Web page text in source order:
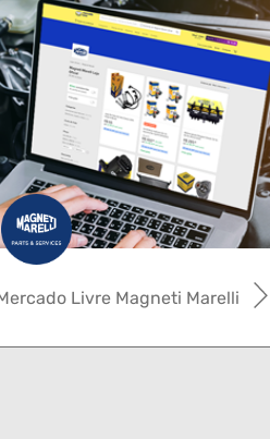
Livre Magneti Marelli